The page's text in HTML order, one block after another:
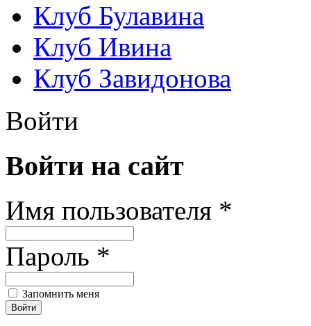
Клуб Булавина
Клуб Ивина
Клуб Завидонова
Войти
Войти на сайт
Имя пользователя *
Пароль *
Запомнить меня